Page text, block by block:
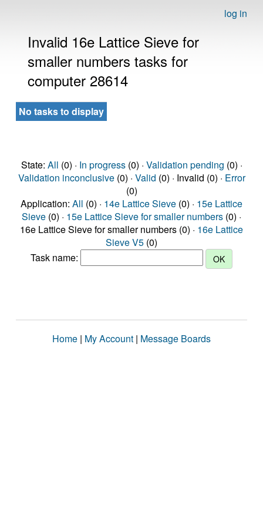
log in
Invalid 16e Lattice Sieve for
smaller numbers tasks for
computer 28614
No tasks to display
State: All (0) · In progress(0) · Validation pending (0) ·
Validation inconclusive(0) · Valid (0) · Invalid (0) · Error
(0)
Application: All (0) · 14e Lattice Sieve (0) · 15e Lattice
Sieve (0) · 15e Lattice Sieve for smaller numbers (0) ·
16e Lattice Sieve for smaller numbers (0) · 16e Lattice
Sieve V5 (0)
Task name:
Home | My Account | Message Boards